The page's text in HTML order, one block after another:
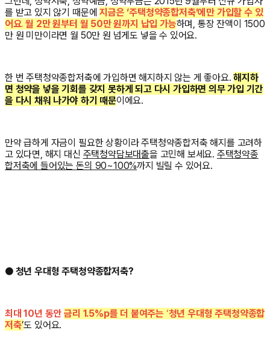
를 받고 있지 않기 때문에 지금은 ‘주택청약종합저축’에만 가입할 수 있
어요. 월 2만 원부터 월 50만 원까지 납입 가능하며, 통장 잔액이 1500
만 원 미만이라면 월 50만 원 넘게도 넣을 수 있어요.
한 번 주택청약종합저축에 가입하면 해지하지 않는 게 좋아요.해지하
면 청약을 넣을 기회를 갖지 못하게 되고 다시 가입하면 의무 가입 기간
을 다시 채워 나가야 하기 때문이에요.
만약 급하게 자금이 필요한 상황이라 주택청약종합저축 해지를 고려하
고 있다면, 해지 대신 주택청약담보대출을 고민해 보세요. 주택청약종
합저축에 들어있는 돈의 90~100%까지 빌릴 수 있어요.
● 청년 우대형 주택청약종합저축?
최대 10년 동안금리 1.5%p를 더 붙여주는 ‘청년 우대형 주택청약종합
저축’도 있어요.